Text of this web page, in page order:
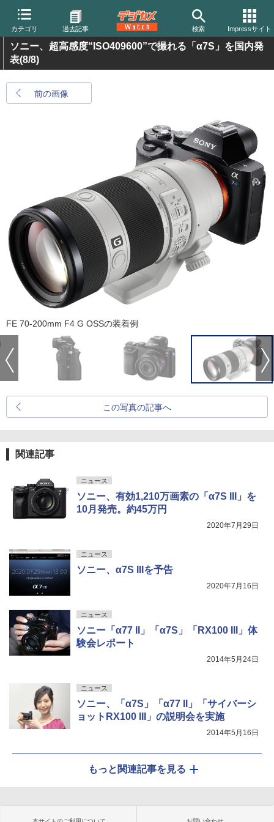
カテゴリ 過去記事 検索 Impressサイト
ソニー、超高感度“ISO409600”で撮れる「α7S」を国内発
表(8/8)
前の画像
FE 70-200mm F4 G OSSの装着例
この写真の記事へ
関連記事
ニュース
ソニー、有効1,210万画素の「α7S III」を
10月発売。約45万円
2020年7月29日
ニュース
ソニー、α7S IIIを予告
2020年7月16日
ニュース
ソニー「α77 II」「α7S」「RX100 III」体
験会レポート
2014年5月24日
ニュース
ソニー、「α7S」「α77 II」「サイバーシ
ョットRX100 III」の説明会を実施
2014年5月16日
もっと関連記事を見る